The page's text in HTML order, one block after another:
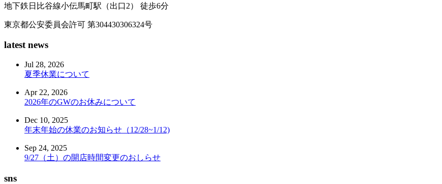
地下鉄日比谷線小伝馬町駅（出口2） 徒歩6分
東京都公安委員会許可 第304430306324号
latest news
Jul 28, 2026
夏季休業について
Apr 22, 2026
2026年のGWのお休みについて
Dec 10, 2025
年末年始の休業のお知らせ（12/28~1/12)
Sep 24, 2025
9/27（土）の開店時間変更のおしらせ
sns